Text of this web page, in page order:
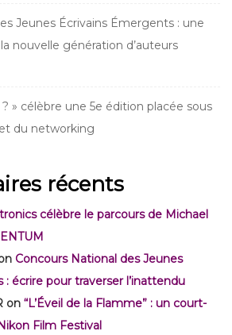
Jeunes Écrivains Émergents : une
nouvelle génération d’auteurs
» célèbre une 5e édition placée sous
du networking
récents
célèbre le parcours de Michael
Concours National des Jeunes
: écrire pour traverser l’inattendu
on “L’Éveil de la Flamme” : un court-
Film Festival